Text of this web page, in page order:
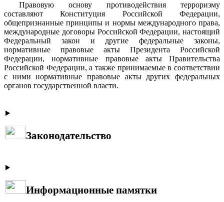
Правовую основу противодействия терроризму
составляют Конституция Российской Федерации,
общепризнанные принципы и нормы международного права,
международные договоры Российской Федерации, настоящий
Федеральный закон и другие федеральные законы,
нормативные правовые акты Президента Российской
Федерации, нормативные правовые акты Правительства
Российской Федерации, а также принимаемые в соответствии
с ними нормативные правовые акты других федеральных
органов государственной власти.
Законодательство
Информационные памятки